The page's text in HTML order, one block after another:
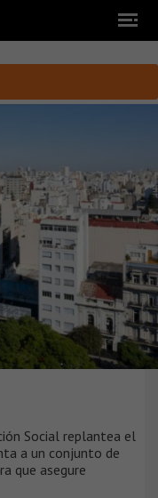
Social replantea el
a un conjunto de
que asegure